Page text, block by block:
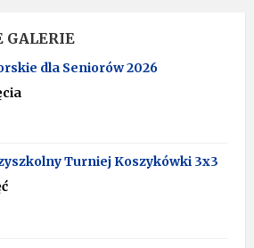
GALERIE
dla Seniorów 2026
Turniej Koszykówki 3x3